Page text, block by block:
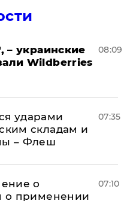
– украинские
Wildberries
08:09
ударами
складам и
– Флеш
07:35
о
о применении
07:10